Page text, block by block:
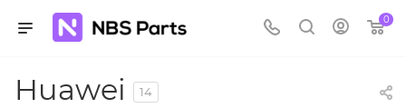
0
Huawei 14